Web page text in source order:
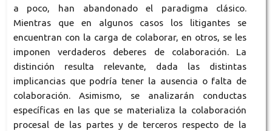
a poco, han abandonado el paradigma clásico.
Mientras que en algunos casos los litigantes se
encuentran con la carga de colaborar, en otros, se les
imponen verdaderos deberes de colaboración. La
distinción resulta relevante, dada las distintas
implicancias que podría tener la ausencia o falta de
colaboración. Asimismo, se analizarán conductas
específicas en las que se materializa la colaboración
procesal de las partes y de terceros respecto de la